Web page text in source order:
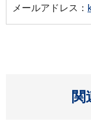
メールアドレス：
関